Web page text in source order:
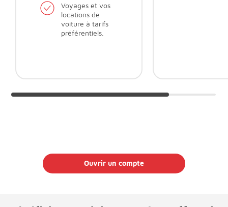
Voyages et vos
locations de
voiture à tarifs
préférentiels.
Ouvrir un compte